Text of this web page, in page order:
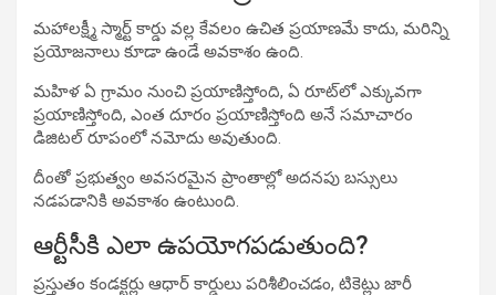
మహాలక్ష్మీ స్మార్ట్ కార్డు వల్ల కేవలం ఉచిత ప్రయాణమే కాదు, మరిన్ని
ప్రయోజనాలు కూడా ఉండే అవకాశం ఉంది.
మహిళ ఏ గ్రామం నుంచి ప్రయాణిస్తోంది, ఏ రూట్‌లో ఎక్కువగా
ప్రయాణిస్తోంది, ఎంత దూరం ప్రయాణిస్తోంది అనే సమాచారం
డిజిటల్ రూపంలో నమోదు అవుతుంది.
దీంతో ప్రభుత్వం అవసరమైన ప్రాంతాల్లో అదనపు బస్సులు
నడపడానికి అవకాశం ఉంటుంది.
ఆర్టీసీకి ఎలా ఉపయోగపడుతుంది?
ప్రస్తుతం కండక్టర్లు ఆధార్ కార్డులు పరిశీలించడం, టికెట్లు జారీ